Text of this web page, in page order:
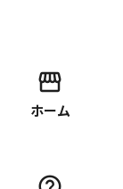
ホーム